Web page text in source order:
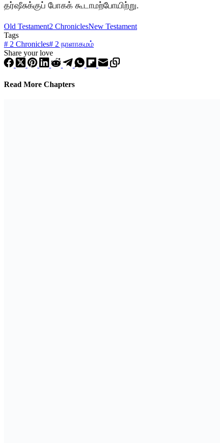
தர்ஷீசுக்குப் போகக் கூடாமற்போயிற்று.
Old Testament2 ChroniclesNew Testament
Tags
# 2 Chronicles# 2 நாளாகமம்
Share your love
Read More Chapters